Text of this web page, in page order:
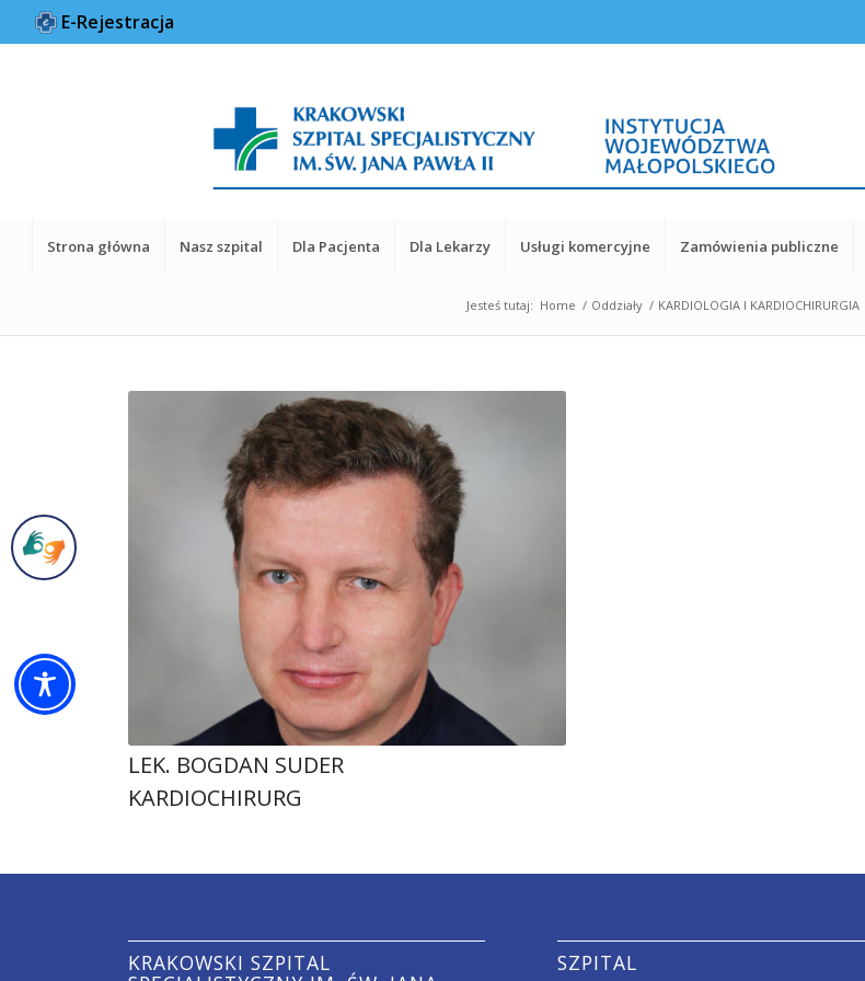
E-Rejestracja
Strona główna Nasz szpital Dla Pacjenta Dla Lekarzy Usługi komercyjne Zamówienia publiczne
Jesteś tutaj: Home / Oddziały / KARDIOLOGIA I KARDIOCHIRURGIA
LEK. BOGDAN SUDER
KARDIOCHIRURG
KRAKOWSKI SZPITAL SZPITAL